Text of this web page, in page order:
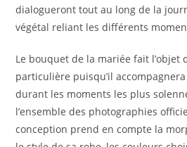
dialogueront tout au long de la
végétal reliant les différents
Le bouquet de la mariée fait l’objet
particulière puisqu’il
durant les moments les plus
l’ensemble des photographies
conception prend en compte la